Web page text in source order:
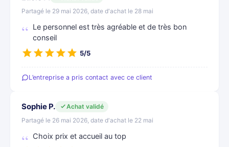
Partagé le 29 mai 2026, date d'achat le 28 mai
Le personnel est très agréable et de très bon
conseil
5/5
L’entreprise a pris contact avec ce client
Sophie P.
Achat validé
Partagé le 26 mai 2026, date d'achat le 22 mai
Choix prix et accueil au top